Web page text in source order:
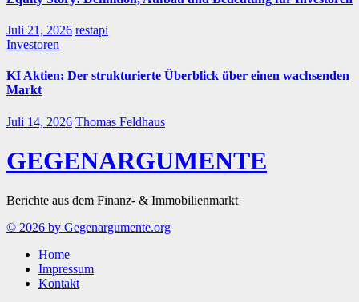
Juli 21, 2026 restapi
Investoren
KI Aktien: Der strukturierte Überblick über einen wachsenden
Markt
Juli 14, 2026 Thomas Feldhaus
GEGENARGUMENTE
Berichte aus dem Finanz- & Immobilienmarkt
© 2026 by Gegenargumente.org
Home
Impressum
Kontakt